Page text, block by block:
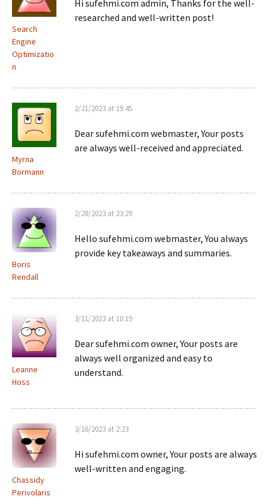
Search
Engine
Optimizatio
n
Hi sufehmi.com admin, Thanks for the well-
researched and well-written post!
Myrna
Bormann
2/21/2023 at 19:45
Dear sufehmi.com webmaster, Your posts
are always well-received and appreciated.
Boris
Rendall
2/28/2023 at 23:29
Hello sufehmi.com webmaster, You always
provide key takeaways and summaries.
Leanne
Hoss
3/11/2023 at 10:19
Dear sufehmi.com owner, Your posts are
always well organized and easy to
understand.
Chassidy
Perivolaris
3/16/2023 at 2:23
Hi sufehmi.com owner, Your posts are always
well-written and engaging.